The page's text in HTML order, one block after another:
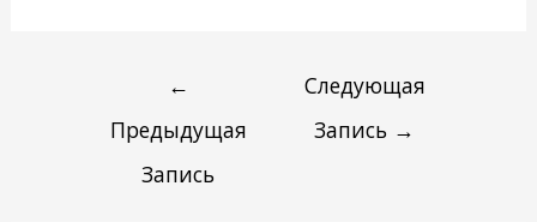
←
Предыдущая
Запись
Следующая
Запись →